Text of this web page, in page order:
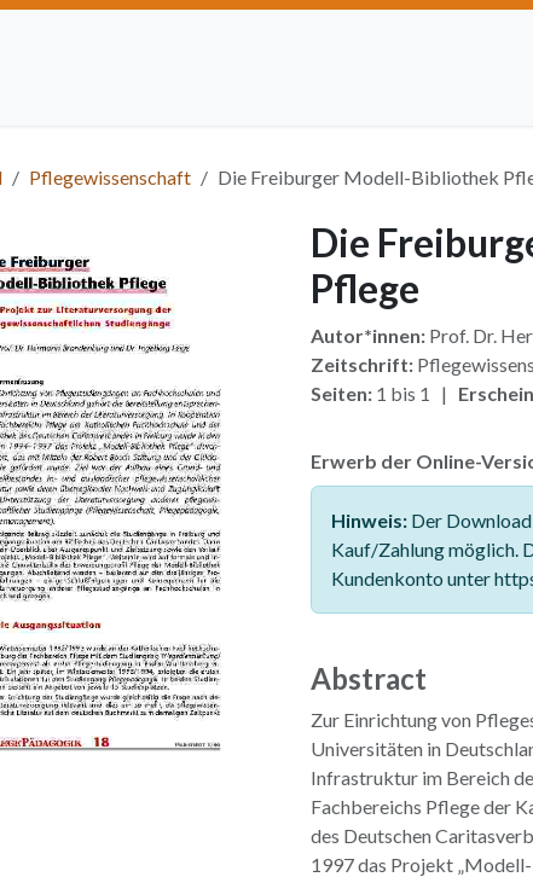
Pflegewissenschaft Die Freiburger Modell-Bibliothek
Die
Pflege
Autor*innen:Prof. Dr.
Zeitschrift:
Seiten:1 bis 1 |
Erwerb der Online-
Hinweis:Der
Kauf/Zahlung möglich.
Kundenkonto unter
Abstract
Zur Einrichtung von
Universitäten in
Infrastruktur im Bereich
Fachbereichs Pflege der
des Deutschen
1997 das Projekt